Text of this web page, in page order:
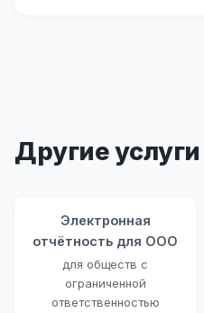
Другие услуги
Электронная
отчётность для ООО
для обществ с
ограниченной
ответственностью